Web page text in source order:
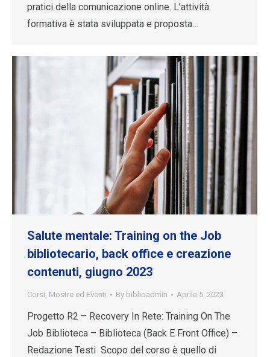
pratici della comunicazione online. L’attività
formativa è stata sviluppata e proposta…
Salute mentale: Training on the Job
bibliotecario, back office e creazione
contenuti, giugno 2023
Corsi, Mostre ed Eventi By biblioadmin Aprile 5, 2023
Progetto R2 – Recovery In Rete: Training On The
Job Biblioteca – Biblioteca (Back E Front Office) –
Redazione Testi Scopo del corso è quello di